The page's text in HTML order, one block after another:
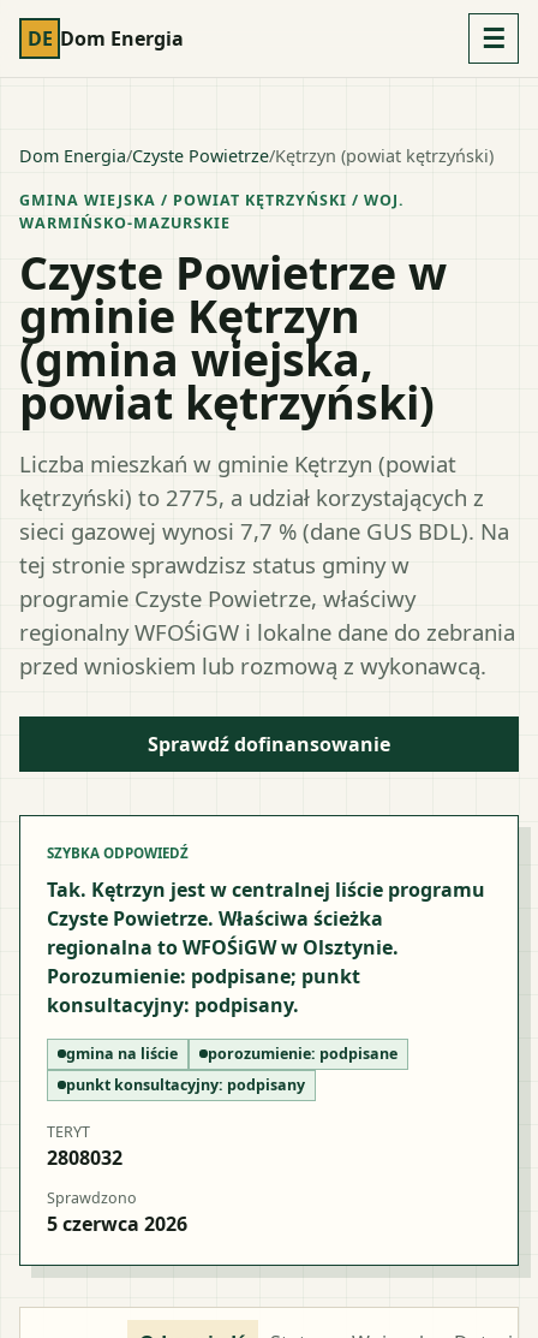
DE Dom Energia ☰
Dom Energia/Czyste Powietrze/Kętrzyn (powiat kętrzyński)
GMINA WIEJSKA / POWIAT KĘTRZYŃSKI / WOJ.
WARMIŃSKO-MAZURSKIE
Czyste Powietrze w
gminie Kętrzyn
(gmina wiejska,
powiat kętrzyński)
Liczba mieszkań w gminie Kętrzyn (powiat
kętrzyński) to 2775, a udział korzystających z
sieci gazowej wynosi 7,7 % (dane GUS BDL). Na
tej stronie sprawdzisz status gminy w
programie Czyste Powietrze, właściwy
regionalny WFOŚiGW i lokalne dane do zebrania
przed wnioskiem lub rozmową z wykonawcą.
Sprawdź dofinansowanie
SZYBKA ODPOWIEDŹ
Tak. Kętrzyn jest w centralnej liście programu
Czyste Powietrze. Właściwa ścieżka
regionalna to WFOŚiGW w Olsztynie.
Porozumienie: podpisane; punkt
konsultacyjny: podpisany.
gmina na liście porozumienie: podpisane
punkt konsultacyjny: podpisany
TERYT
2808032
Sprawdzono
5 czerwca 2026